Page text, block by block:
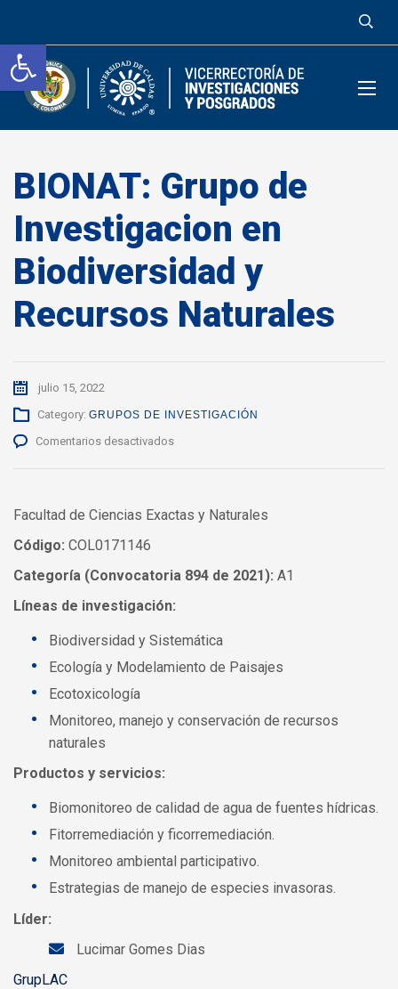
Abrir barra de herramientas
BIONAT: Grupo de
Investigacion en
Biodiversidad y
Recursos Naturales
julio 15, 2022
Category: GRUPOS DE INVESTIGACIÓN
Comentarios desactivadosen
Investigacion
Recursos
Naturales
Facultad de Ciencias Exactas y Naturales
Código: COL0171146
Categoría (Convocatoria 894 de 2021): A1
Líneas de investigación:
Biodiversidad y Sistemática
Ecología y Modelamiento de Paisajes
Ecotoxicología
Monitoreo, manejo y conservación de recursos
naturales
Productos y servicios:
Biomonitoreo de calidad de agua de fuentes hídricas.
Fitorremediación y ficorremediación.
Monitoreo ambiental participativo.
Estrategias de manejo de especies invasoras.
Líder:
Lucimar Gomes Dias
GrupLAC